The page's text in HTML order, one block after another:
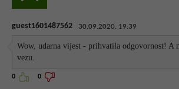
guest1601487562 30.09.2020. 19:39
Wow, udarna vijest - prihvatila odgovornost! A
vezu.
0 0